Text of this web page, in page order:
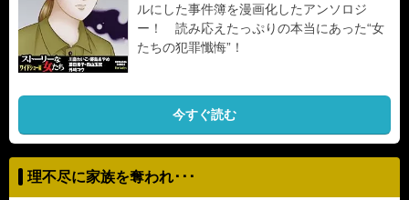
ルにした事件簿を漫画化したアンソロジ
ー！ 読み応えたっぷりの本当にあった“女
たちの犯罪懺悔”！
今すぐ読む
理不尽に家族を奪われ･･･